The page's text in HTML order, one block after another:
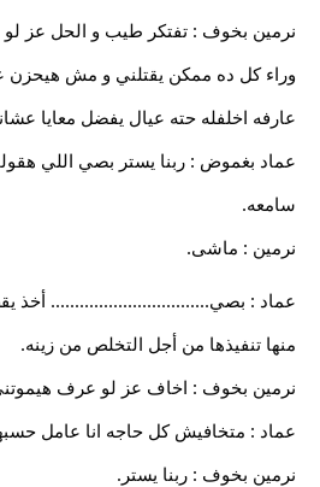
نرمين بخوف : تفتكر طيب و الحل عز لو
وراء كل ده ممكن يقتلني و مش هيحزن
عارفه اخلفله حته عيال يفضل معايا
عماد بغموض : ربنا يستر بصي اللي
سامعه.
نرمين : ماشى.
عماد : بصي................................. أخذ
منها تنفيذها من أجل التخلص من زينه.
نرمين بخوف : اخاف عز لو عرف
عماد : متخافيش كل حاجه انا عامل
نرمين بخوف : ربنا يستر.